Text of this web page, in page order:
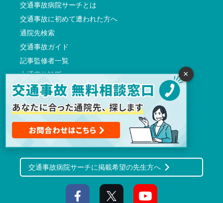
交通事故病院サーチとは
交通事故に初めて遭われた方へ
通院先検索
交通事故ガイド
記事監修者一覧
交通事故診断
よくある質問
会社概要
利用規約（プライバシーポリシーを含む）
サイト運営方針
交通事故病院サーチに掲載希望の先生方へ
×